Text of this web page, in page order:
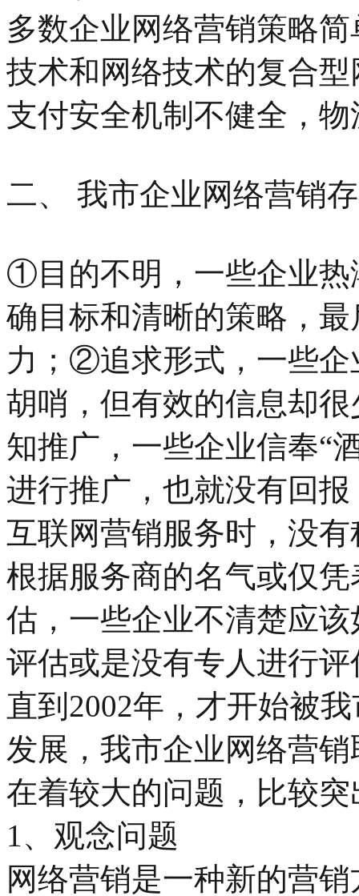
多数企业网络营销策略
技术和网络技术的复合
支付安全机制不健全，
二、 我市企业网络营销
①目的不明，一些企业热
确目标和清晰的策略，
力；②追求形式，一些企
胡哨，但有效的信息却
知推广，一些企业信奉“
进行推广，也就没有回
互联网营销服务时，没
根据服务商的名气或仅
估，一些企业不清楚应
评估或是没有专人进行
直到2002年，才开始被
发展，我市企业网络营
在着较大的问题，比较
1、观念问题
网络营销是一种新的营